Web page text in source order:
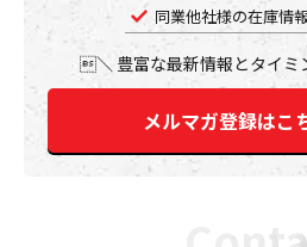
同業他社様の在庫情
豊富な最新情報とタイミ
メルマガ登録はこ